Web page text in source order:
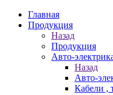
Главная
Продукция
Назад
Продукция
Авто-
Назад
Авто-
Кабели ,